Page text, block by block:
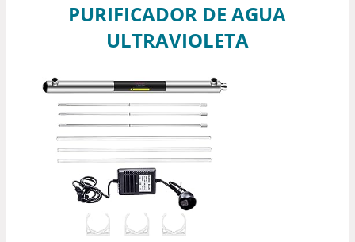
PURIFICADOR DE AGUA
ULTRAVIOLETA